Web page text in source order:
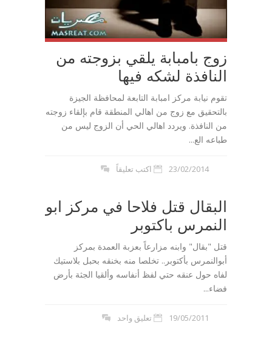
زوج بامبابة يلقي بزوجته من
النافذة لشكه فيها
تقوم نيابة مركز امبابة التابعة لمحافظة الجيزة
بالتحقيق مع زوج من اهالي المنطقة قام بإلقاء زوجته
من النافذة. ويردد اهالي الحي أن الزوج ليس من
طباعه الع...
23/02/2014 اكتب تعليقاً
البقال قتل فلاحا في مركز ابو
النمرس باكتوبر
قتل "بقال" وابنه مزارعاً بعزبة العمدة بمركز
أبوالنمرس بأكتوبر.. تخلصا منه بخنقه بحبل بلاستيك
لفاه حول عنقه حتي لفظ أنفاسه وألقيا الجثة بأرض
فضاء...
19/05/2011 تعليق واحد